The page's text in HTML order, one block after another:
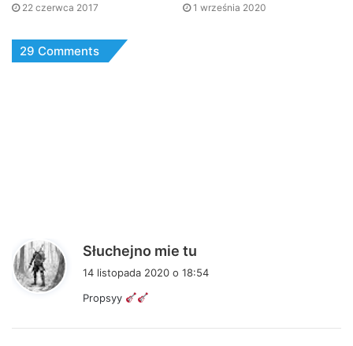
22 czerwca 2017 1 września 2020
29 Comments
Słuchejno mie tu
14 listopada 2020 o 18:54
Propsyy